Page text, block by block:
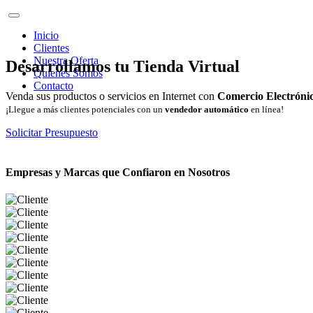
Inicio
Clientes
Nuestra Oferta
Quienes Somos
Contacto
Desarrollamos tu Tienda Virtual
Venda sus productos o servicios en Internet con Comercio
¡Llegue a más clientes potenciales con un vendedor automático en línea!
Solicitar Presupuesto
Empresas y Marcas que Confiaron en Nosotros